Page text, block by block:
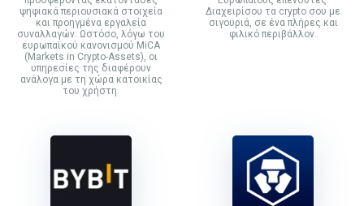
ψηφιακά περιουσιακά στοιχεία
και προηγμένα εργαλεία
συναλλαγών. Ωστόσο, λόγω του
ευρωπαϊκού κανονισμού MiCA
(Markets in Crypto-Assets), οι
υπηρεσίες της διαφέρουν
ανάλογα με τη χώρα κατοικίας
του χρήστη.
Διαχειρίσου τα crypto σου με
σιγουριά, σε ένα πλήρες και
φιλικό περιβάλλον.